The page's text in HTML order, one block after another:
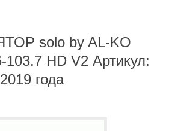
solo by AL-KO
103.7 HD V2 Артикул:
года